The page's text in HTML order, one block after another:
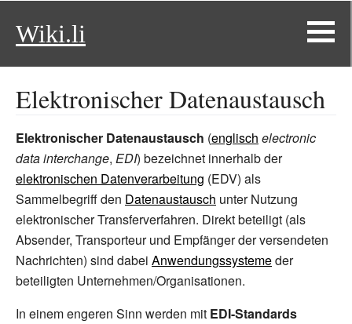
Wiki.li
Elektronischer Datenaustausch
Elektronischer Datenaustausch (englisch electronic
data interchange, EDI) bezeichnet innerhalb der
elektronischen Datenverarbeitung (EDV) als
Sammelbegriff den Datenaustausch unter Nutzung
elektronischer Transferverfahren. Direkt beteiligt (als
Absender, Transporteur und Empfänger der versendeten
Nachrichten) sind dabei Anwendungssystemeder
beteiligten Unternehmen/Organisationen.
In einem engeren Sinn werden mit EDI-Standards